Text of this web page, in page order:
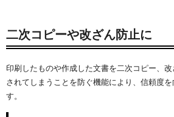
二次コピーや改ざん防止に
印刷したものや作成した文書を二次コピー、
されてしまうことを防ぐ機能により、信頼度
す。